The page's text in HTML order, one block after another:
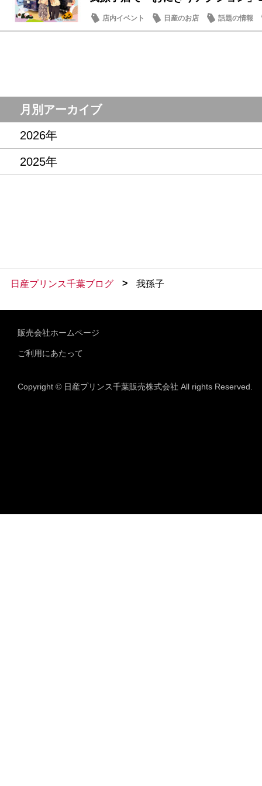
店内イベント 日産のお店 話題の情報
月別アーカイブ
2026年
2025年
日産プリンス千葉ブログ > 我孫子
販売会社ホームページ
ご利用にあたって
Copyright © 日産プリンス千葉販売株式会社 All rights Reserved.